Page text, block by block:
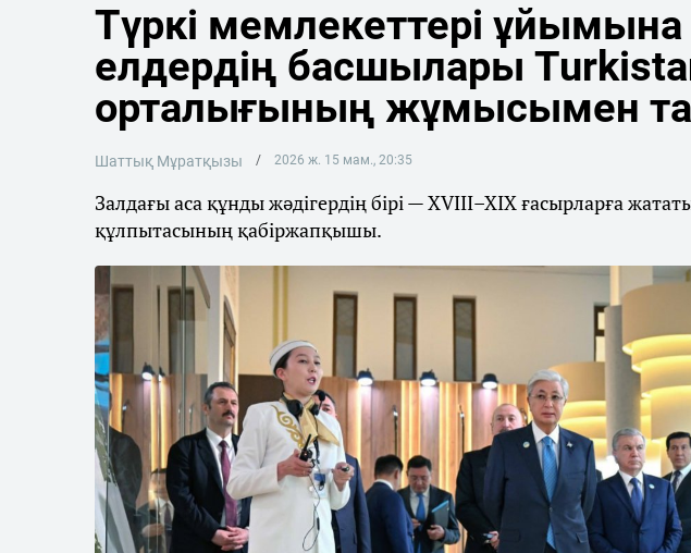
Түркі мемлекеттері
елдердің басшылары
орталығының жұмысымен
Шаттық Мұратқызы 2026 ж. 15 мам., 20:35
Залдағы аса құнды жәдігердің бірі — XVIII–XIX ғасырларға
құлпытасының қабіржапқышы.